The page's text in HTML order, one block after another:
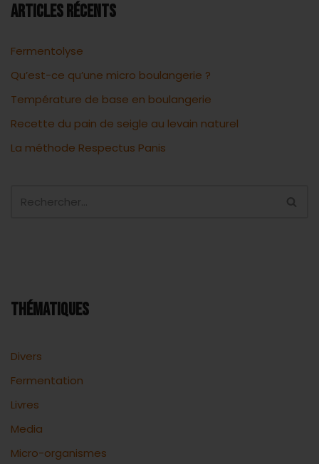
ARTICLES RÉCENTS
Fermentolyse
Qu’est-ce qu’une micro boulangerie ?
Température de base en boulangerie
Recette du pain de seigle au levain naturel
La méthode Respectus Panis
THÉMATIQUES
Divers
Fermentation
Livres
Media
Micro-organismes